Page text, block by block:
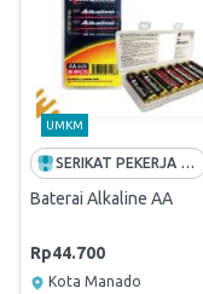
UMKM
SERIKAT PEKERJA LISTRIK SULUTTENGGO
Baterai Alkaline AA
Rp44.700
Kota Manado